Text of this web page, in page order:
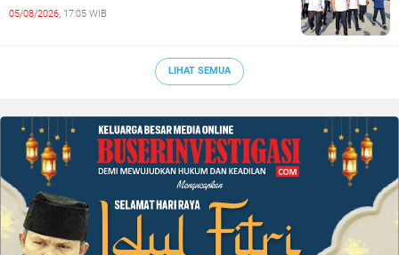
05/08/2026, 17:05 WIB
LIHAT SEMUA